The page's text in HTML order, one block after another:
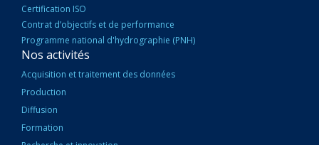
Certification ISO
Contrat d’objectifs et de performance
Programme national d'hydrographie (PNH)
Nos activités
Acquisition et traitement des données
Production
Diffusion
Formation